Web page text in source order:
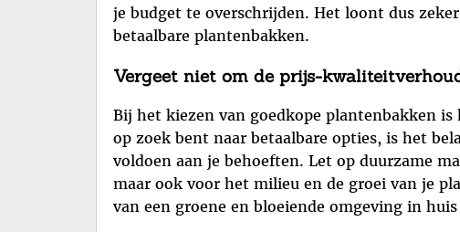
je budget te overschrijden. Het loont dus
betaalbare plantenbakken.
Vergeet niet om de prijs-
Bij het kiezen van goedkope plantenbakken
op zoek bent naar betaalbare opties, is het
voldoen aan je behoeften. Let op duurzame
maar ook voor het milieu en de groei van je
van een groene en bloeiende omgeving in